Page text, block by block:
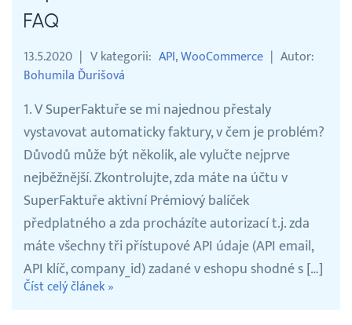
FAQ
13.5.2020 V kategorii API WooCommerce
Autor
Bohumila Ďurišová
1. V SuperFaktuře se mi najednou přestaly
vystavovat automaticky faktury, v čem je problém?
Důvodů může být několik, ale vylučte nejprve
nejběžnější. Zkontrolujte, zda máte na účtu v
SuperFaktuře aktivní Prémiový balíček
předplatného a zda procházíte autorizací t.j. zda
máte všechny tři přístupové API údaje (API email,
API klíč, company_id) zadané v eshopu shodné s […]
Číst celý článek »